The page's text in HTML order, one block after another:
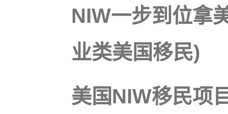
NIW一步到位拿
业类美国移民)
美国NIW移民项